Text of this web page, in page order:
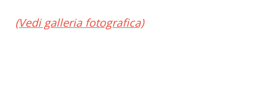
(Vedi galleria fotografica)